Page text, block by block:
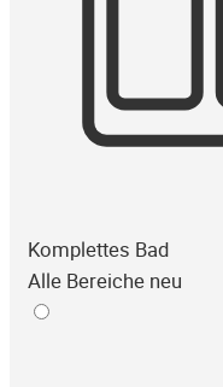
Komplettes Bad
Alle Bereiche neu